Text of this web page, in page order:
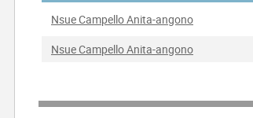
Nsue Campello Anita-angono
Nsue Campello Anita-angono